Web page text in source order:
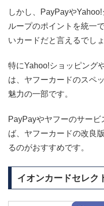
しかし、PayPayや
ループのポイントを統一
いカードだと言えるでしょ
特にYahoo!ショッピング
は、ヤフーカードのスペ
魅力の一部です。
PayPayやヤフーのサー
ば、ヤフーカードの改良
るのがおすすめです。
イオンカードセレク